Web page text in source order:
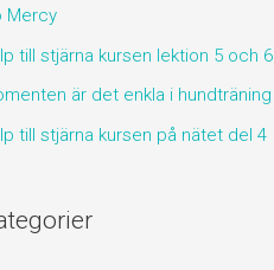
Mercy
till stjärna kursen lektion 5 och 6
är det enkla i hundträning
till stjärna kursen på nätet del 4